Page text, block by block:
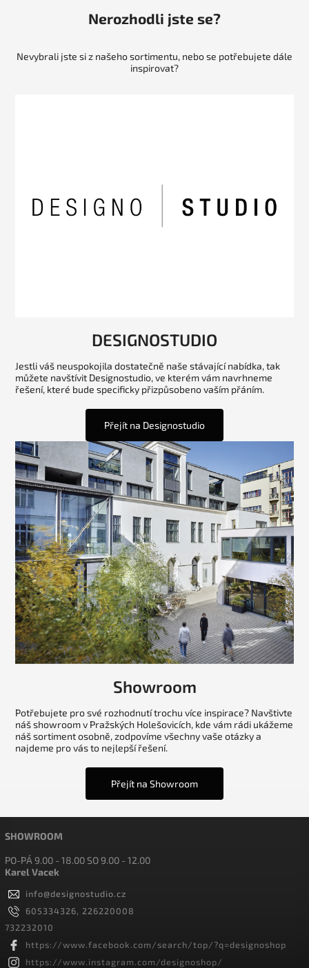
Nerozhodli jste se?
Nevybrali jste si z našeho sortimentu, nebo se potřebujete dále
inspirovat?
DESIGNOSTUDIO
Jestli váš neuspokojila dostatečně naše stávající nabídka, tak
můžete navštívit Designostudio, ve kterém vám navrhneme
řešení, které bude specificky přizpůsobeno vaším přáním.
Přejít na Designostudio
Showroom
Potřebujete pro své rozhodnutí trochu více inspirace? Navštivte
náš showroom v Pražských Holešovicích, kde vám rádi ukážeme
náš sortiment osobně, zodpovíme všechny vaše otázky a
najdeme pro vás to nejlepší řešení.
Přejít na Showroom
SHOWROOM
PO-PÁ 9.00 - 18.00 SO 9.00 - 12.00
Karel Vacek
info@designostudio.cz
605334326, 226220008
732232010
https://www.facebook.com/search/top/?q=designoshop
https://www.instagram.com/designoshop/